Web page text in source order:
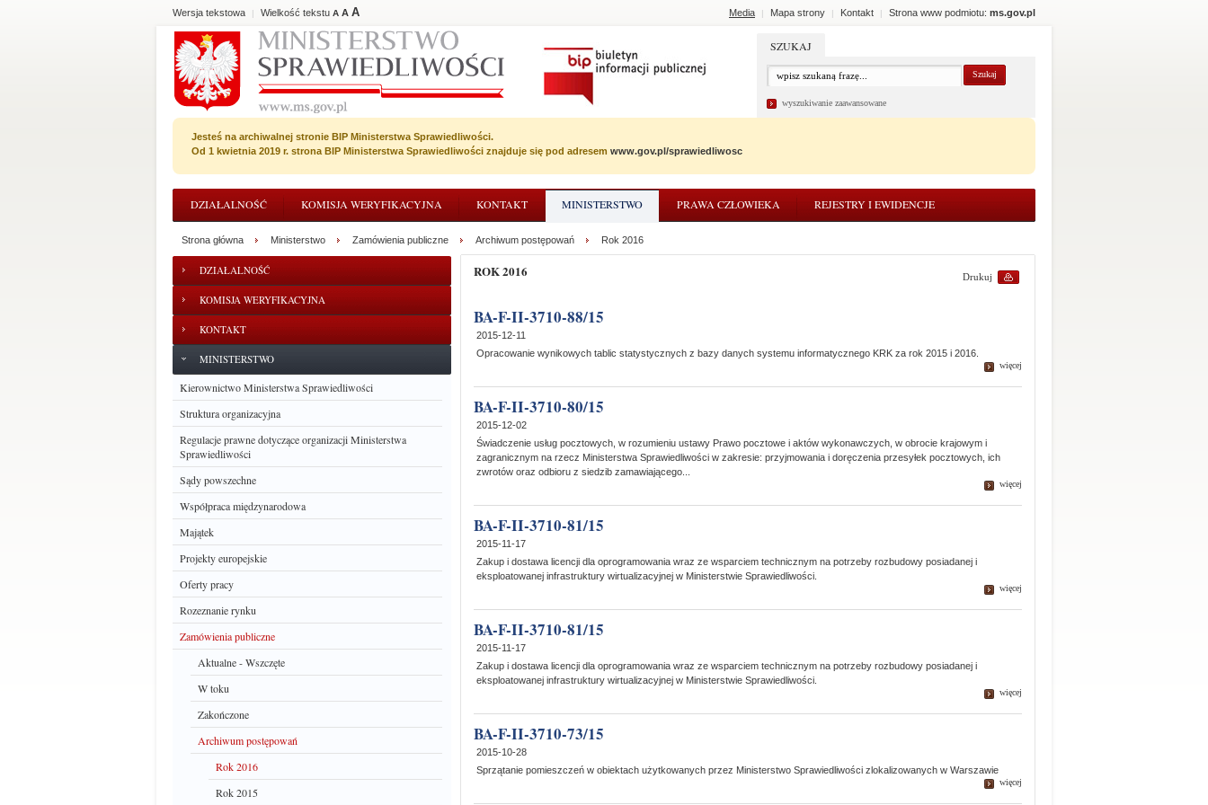
Media | Mapa strony | Kontakt | Strona www podmiotu: ms.gov.pl
Wersja tekstowa | Wielkość tekstu A A A
SZUKAJ
wyszukiwanie zaawansowane
Jesteś na archiwalnej stronie BIP Ministerstwa Sprawiedliwości.
Od 1 kwietnia 2019 r. strona BIP Ministerstwa Sprawiedliwości znajduje się pod adresem www.gov.pl/sprawiedliwosc
DZIAŁALNOŚĆ KOMISJA WERYFIKACYJNA KONTAKT MINISTERSTWO PRAWA CZŁOWIEKA REJESTRY I EWIDENCJE
DZIAŁALNOŚĆ
KOMISJA WERYFIKACYJNA
KONTAKT
MINISTERSTWO
Kierownictwo Ministerstwa Sprawiedliwości
Struktura organizacyjna
Regulacje prawne dotyczące organizacji Ministerstwa
Sprawiedliwości
Sądy powszechne
Współpraca międzynarodowa
Majątek
Projekty europejskie
Oferty pracy
Rozeznanie rynku
Zamówienia publiczne
Aktualne - Wszczęte
W toku
Zakończone
Archiwum postępowań
Rok 2016
Rok 2015
Strona główna Ministerstwo Zamówienia publiczne Archiwum postępowań Rok 2016
Drukuj
ROK 2016
BA-F-II-3710-88/15
2015-12-11
Opracowanie wynikowych tablic statystycznych z bazy danych systemu informatycznego KRK za rok 2015 i 2016.
więcej
BA-F-II-3710-80/15
2015-12-02
Świadczenie usług pocztowych, w rozumieniu ustawy Prawo pocztowe i aktów wykonawczych, w obrocie krajowym i
zagranicznym na rzecz Ministerstwa Sprawiedliwości w zakresie: przyjmowania i doręczenia przesyłek pocztowych, ich
zwrotów oraz odbioru z siedzib zamawiającego...
więcej
BA-F-II-3710-81/15
2015-11-17
Zakup i dostawa licencji dla oprogramowania wraz ze wsparciem technicznym na potrzeby rozbudowy posiadanej i
eksploatowanej infrastruktury wirtualizacyjnej w Ministerstwie Sprawiedliwości.
więcej
BA-F-II-3710-81/15
2015-11-17
Zakup i dostawa licencji dla oprogramowania wraz ze wsparciem technicznym na potrzeby rozbudowy posiadanej i
eksploatowanej infrastruktury wirtualizacyjnej w Ministerstwie Sprawiedliwości.
więcej
BA-F-II-3710-73/15
2015-10-28
Sprzątanie pomieszczeń w obiektach użytkowanych przez Ministerstwo Sprawiedliwości zlokalizowanych w Warszawie
więcej